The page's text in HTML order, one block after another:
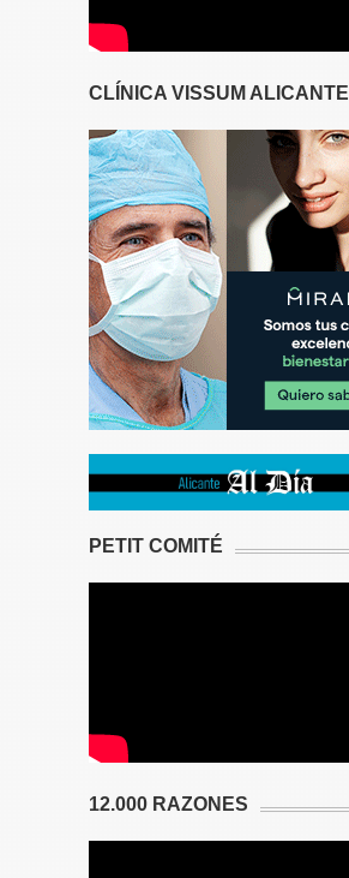
CLÍNICA VISSUM ALICANTE
PETIT COMITÉ
12.000 RAZONES